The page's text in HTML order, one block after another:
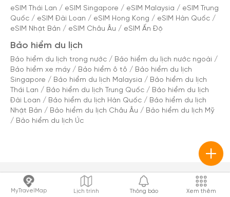
MyTravelMap Lịch trình Thông báo Xem thêm
eSIM Thái Lan / eSIM Singapore / eSIM Malaysia / eSIM Trung
Quốc / eSIM Đài Loan / eSIM Hong Kong / eSIM Hàn Quốc /
eSIM Nhật Bản / eSIM Châu Âu / eSIM Ấn Độ
Bảo hiểm du lịch
Bảo hiểm du lịch trong nước / Bảo hiểm du lịch nước ngoài /
Bảo hiểm xe máy / Bảo hiểm ô tô / Bảo hiểm du lịch
Singapore / Bảo hiểm du lịch Malaysia / Bảo hiểm du lịch
Thái Lan / Bảo hiểm du lịch Trung Quốc / Bảo hiểm du lịch
Đài Loan / Bảo hiểm du lịch Hàn Quốc / Bảo hiểm du lịch
Nhật Bản / Bảo hiểm du lịch Châu Âu / Bảo hiểm du lịch Mỹ
/ Bảo hiểm du lịch Úc